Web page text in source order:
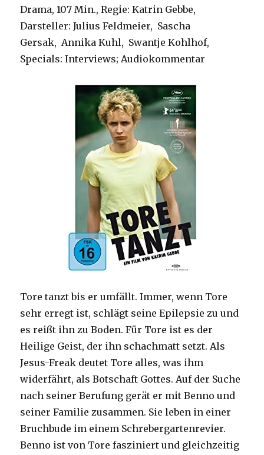
Drama, 107 Min., Regie: Katrin Gebbe,
Darsteller: Julius Feldmeier, Sascha
Gersak, Annika Kuhl, Swantje Kohlhof,
Specials: Interviews; Audiokommentar
Tore tanzt bis er umfällt. Immer, wenn Tore
sehr erregt ist, schlägt seine Epilepsie zu und
es reißt ihn zu Boden. Für Tore ist es der
Heilige Geist, der ihn schachmatt setzt. Als
Jesus-Freak deutet Tore alles, was ihm
widerfährt, als Botschaft Gottes. Auf der Suche
nach seiner Berufung gerät er mit Benno und
seiner Familie zusammen. Sie leben in einer
Bruchbude im einem Schrebergartenrevier.
Benno ist von Tore fasziniert und gleichzeitig